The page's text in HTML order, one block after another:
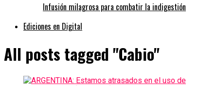
Infusión milagrosa para combatir la indigestión
Ediciones en Digital
All posts tagged "Cabio"